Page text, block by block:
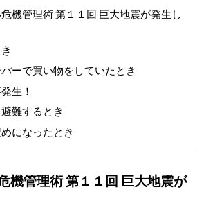
機管理術 第１１回 巨大地震が発生し
ーで買い物をしていたとき
生！
難するとき
になったとき
機管理術 第１１回 巨大地震が